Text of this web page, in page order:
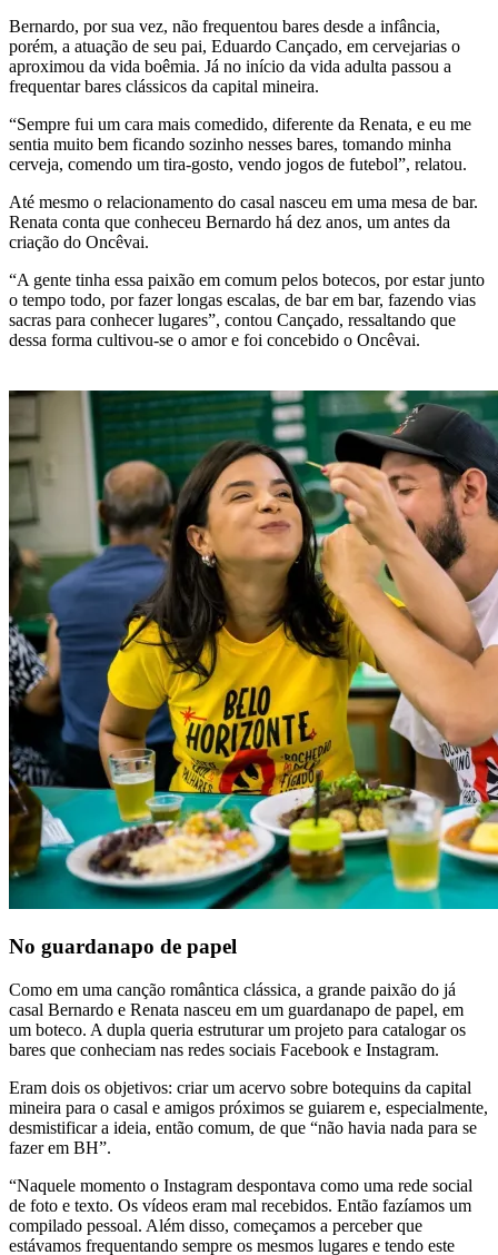
Bernardo, por sua vez, não frequentou bares desde a infância,
porém, a atuação de seu pai, Eduardo Cançado, em cervejarias o
aproximou da vida boêmia. Já no início da vida adulta passou a
frequentar bares clássicos da capital mineira.
“Sempre fui um cara mais comedido, diferente da Renata, e eu me
sentia muito bem ficando sozinho nesses bares, tomando minha
cerveja, comendo um tira-gosto, vendo jogos de futebol”, relatou.
Até mesmo o relacionamento do casal nasceu em uma mesa de bar.
Renata conta que conheceu Bernardo há dez anos, um antes da
criação do Oncêvai.
“A gente tinha essa paixão em comum pelos botecos, por estar junto
o tempo todo, por fazer longas escalas, de bar em bar, fazendo vias
sacras para conhecer lugares”, contou Cançado, ressaltando que
dessa forma cultivou-se o amor e foi concebido o Oncêvai.
No guardanapo de papel
Como em uma canção romântica clássica, a grande paixão do já
casal Bernardo e Renata nasceu em um guardanapo de papel, em
um boteco. A dupla queria estruturar um projeto para catalogar os
bares que conheciam nas redes sociais Facebook e Instagram.
Eram dois os objetivos: criar um acervo sobre botequins da capital
mineira para o casal e amigos próximos se guiarem e, especialmente,
desmistificar a ideia, então comum, de que “não havia nada para se
fazer em BH”.
“Naquele momento o Instagram despontava como uma rede social
de foto e texto. Os vídeos eram mal recebidos. Então fazíamos um
compilado pessoal. Além disso, começamos a perceber que
estávamos frequentando sempre os mesmos lugares e tendo este